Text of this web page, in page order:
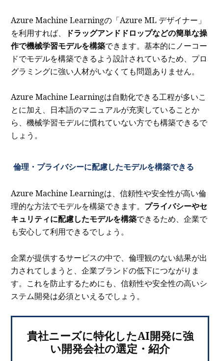
Azure Machine Learningの「Azure ML デザイナー」
を利用すれば、
ドラッグアンドドロップなどの簡単な操
作で機械学習モデルを構築できます。基本的にノーコー
ドでモデルを構築できるよう設計されているため、プロ
グラミングに強い人材がいなくても問題ありません。
Azure Machine Learningは自動化できる工程が多いこ
とに加え、日本語のマニュアルが充実していることか
ら、機械学習モデルに慣れていない方でも構築できるで
しょう。
倫理・プライバシーに配慮したモデルを構築できる
Azure Machine Learningは、信頼性や安全性が高い倫
理的な方法でモデルを構築できます。 プライバシーやセ
キュリティに配慮したモデルを構築できるため、企業で
も安心して利用できるでしょう。
企業が提供するサービスの中で、倫理観のない結果が出
力されてしまうと、企業ブランドの低下につながりま
す。これを防止するためにも、信頼性や安全性の高いシ
ステム開発は必須といえるでしょう。
貴社ニーズに特化したAI開発に強
い開発会社の選定・紹介